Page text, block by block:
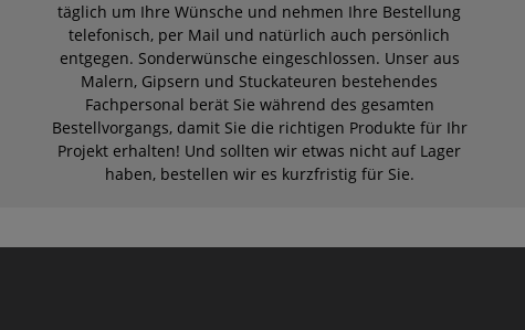
täglich um Ihre Wünsche und nehmen Ihre Bestellung
telefonisch, per Mail und natürlich auch persönlich
entgegen. Sonderwünsche eingeschlossen. Unser aus
Malern, Gipsern und Stuckateuren bestehendes
Fachpersonal berät Sie während des gesamten
Bestellvorgangs, damit Sie die richtigen Produkte für Ihr
Projekt erhalten! Und sollten wir etwas nicht auf Lager
haben, bestellen wir es kurzfristig für Sie.